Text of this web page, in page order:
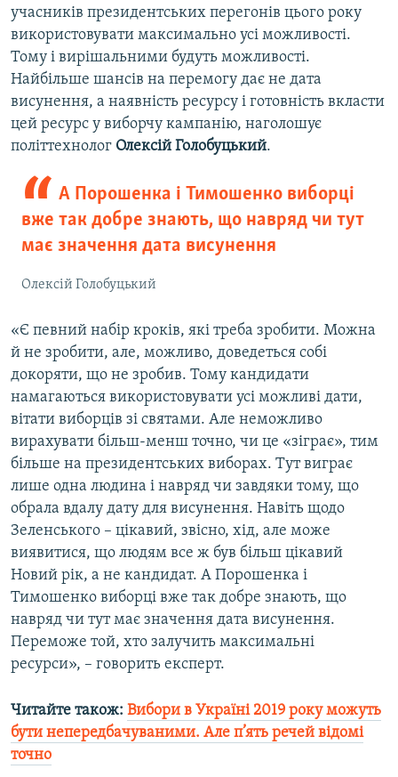
учасників президентських перегонів цього року
використовувати максимально усі можливості.
Тому і вирішальними будуть можливості.
Найбільше шансів на перемогу дає не дата
висунення, а наявність ресурсу і готовність вкласти
цей ресурс у виборчу кампанію, наголошує
політтехнолог Олексій Голобуцький.
А Порошенка і Тимошенко виборці
вже так добре знають, що навряд чи тут
має значення дата висунення
Олексій Голобуцький
«Є певний набір кроків, які треба зробити. Можна
й не зробити, але, можливо, доведеться собі
докоряти, що не зробив. Тому кандидати
намагаються використовувати усі можливі дати,
вітати виборців зі святами. Але неможливо
вирахувати більш-менш точно, чи це «зіграє», тим
більше на президентських виборах. Тут виграє
лише одна людина і навряд чи завдяки тому, що
обрала вдалу дату для висунення. Навіть щодо
Зеленського – цікавий, звісно, хід, але може
виявитися, що людям все ж був більш цікавий
Новий рік, а не кандидат. А Порошенка і
Тимошенко виборці вже так добре знають, що
навряд чи тут має значення дата висунення.
Переможе той, хто залучить максимальні
ресурси», – говорить експерт.
Читайте також: Вибори в Україні 2019 року можуть
бути непередбачуваними. Але п’ять речей відомі
точно​